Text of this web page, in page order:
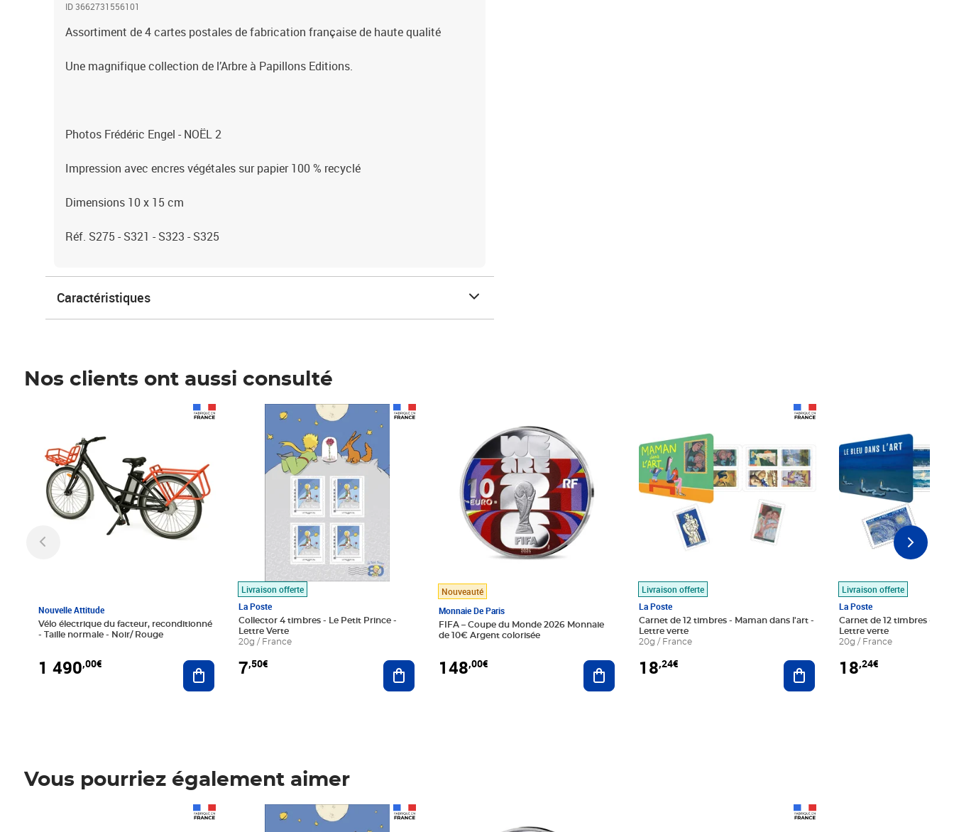
ID 3662731556101
Assortiment de 4 cartes postales de fabrication française de haute qualité
Une magnifique collection de l’Arbre à Papillons Editions.
Photos Frédéric Engel - NOËL 2
Impression avec encres végétales sur papier 100 % recyclé
Dimensions 10 x 15 cm
Réf. S275 - S321 - S323 - S325
Caractéristiques
Nos clients ont aussi consulté
Nouvelle Attitude
Vélo électrique du facteur, reconditionné
- Taille normale - Noir/ Rouge
1 490,00€ Ajouter au panier
Livraison offerte
La Poste
Collector 4 timbres - Le Petit Prince -
Lettre Verte
20g / France
7,50€
Prix 7,50€
Ajouter au panier
Nouveauté
Monnaie De Paris
FIFA – Coupe du Monde 2026 Monnaie
de 10€ Argent colorisée
148,00€ Ajouter au panier
Livraison offerte
La Poste
Carnet de 12 timbres - Maman dans l'art -
Lettre verte
20g / France
18,24€ Ajouter au panier
Livraison offerte
La Poste
Carnet de 12 timbres - Le
Lettre verte
20g / France
18,24€
Vous pourriez également aimer
Prix 7,50€